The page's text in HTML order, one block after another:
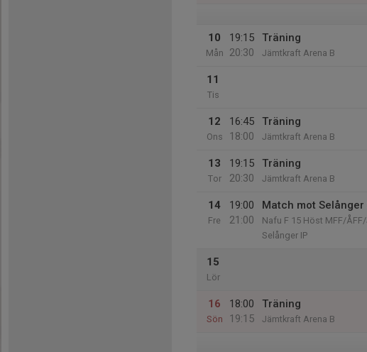
10
Mån
19:15
20:30
Träning
Jämtkraft Arena B
11
Tis
12
Ons
16:45
18:00
Träning
Jämtkraft Arena B
13
Tor
19:15
20:30
Träning
Jämtkraft Arena B
14
Fre
19:00
21:00
Match mot Selånger
Nafu F 15 Höst MFF/ÅFF/
Selånger IP
15
Lör
16
Sön
18:00
19:15
Träning
Jämtkraft Arena B